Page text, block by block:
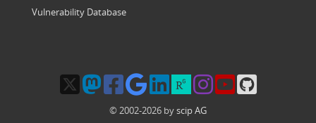
Vulnerability Database
© 2002-2026 byscip AG